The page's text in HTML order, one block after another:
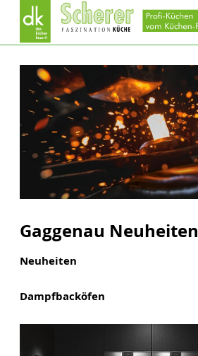
Gaggenau Neuheiten
Neuheiten
Dampfbacköfen